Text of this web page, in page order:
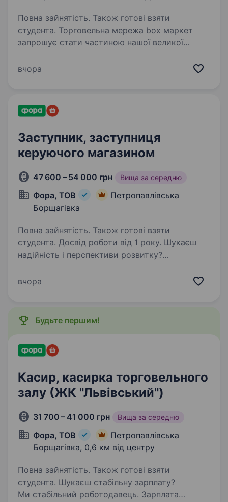
Повна зайнятість. Також готові взяти
студента. Торговельна мережа box маркет
запрошує стати частиною нашої великої
Ми пропонуємо: Роботу в стабільній компанії;
вчора
Заступник, заступниця
керуючого магазином
47 600 – 54 000 грн Вища за середню
Фора, ТОВ
Петропавлівська
Борщагівка
Повна зайнятість. Також готові взяти
студента. Досвід роботи від 1 року. Шукаєш
надійність і перспективи розвитку?
динамічно розвиваємося та втілюємо
Працюємо, щоб завжди…
вчора
Будьте першим!
Касир, касирка торговельного
залу (ЖК "Львівський")
31 700 – 41 000 грн Вища за середню
Фора, ТОВ
Петропавлівська
Борщагівка, 0,6 км від центру
Повна зайнятість. Також готові взяти
студента. Шукаєш стабільну зарплату?
Ми стабільний роботодавець. Зарплата